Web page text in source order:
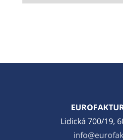
Lidická 700/19,